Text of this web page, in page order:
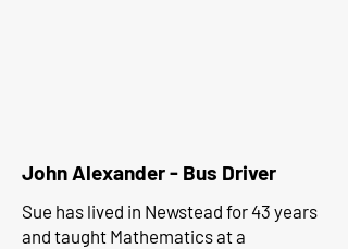
John Alexander - Bus Driver
Sue has lived in Newstead for 43 years
and taught Mathematics at a